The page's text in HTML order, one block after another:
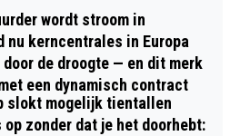
wordt stroom in
nu kerncentrales in Europa
de droogte — en dit merk
een dynamisch contract
slokt mogelijk tientallen
op zonder dat je het doorhebt: